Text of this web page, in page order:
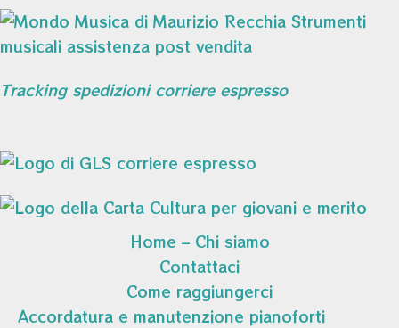
Tracking spedizioni corriere espresso
Home – Chi siamo
Contattaci
Come raggiungerci
Accordatura e manutenzione pianoforti